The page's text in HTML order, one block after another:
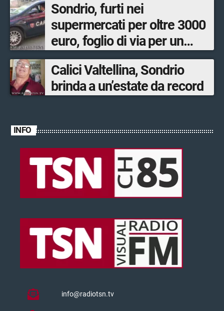
Sondrio, furti nei
supermercati per oltre 3000
euro, foglio di via per un
ventinovenne
Calici Valtellina, Sondrio
brinda a un’estate da record
INFO
info@radiotsn.tv